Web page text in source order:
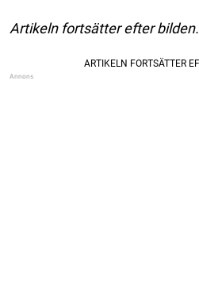
Artikeln fortsätter efter bilden.